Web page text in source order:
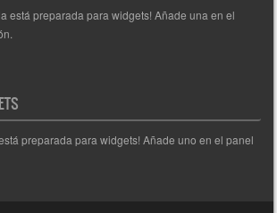
está preparada para widgets! Añade una en el
preparada para widgets! Añade uno en el panel